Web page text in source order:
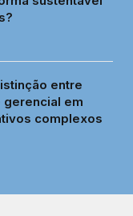
entre
gerencial em
complexos